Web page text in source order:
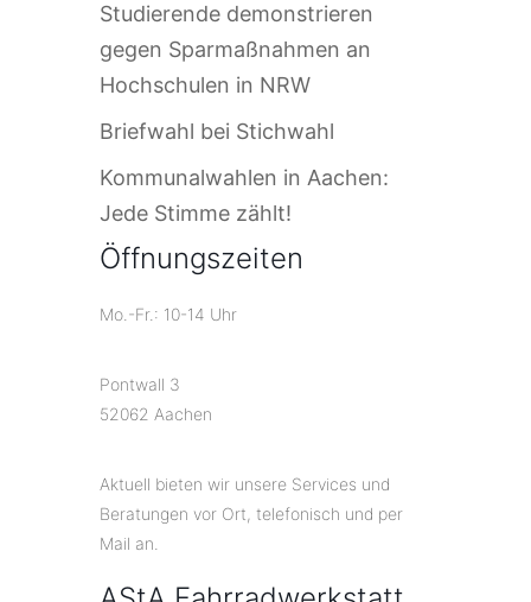
Studierende demonstrieren
gegen Sparmaßnahmen an
Hochschulen in NRW
Briefwahl bei Stichwahl
Kommunalwahlen in Aachen:
Jede Stimme zählt!
Öffnungszeiten
Mo.-Fr.: 10-14 Uhr
Pontwall 3
52062 Aachen
Aktuell bieten wir unsere Services und
Beratungen vor Ort, telefonisch und per
Mail an.